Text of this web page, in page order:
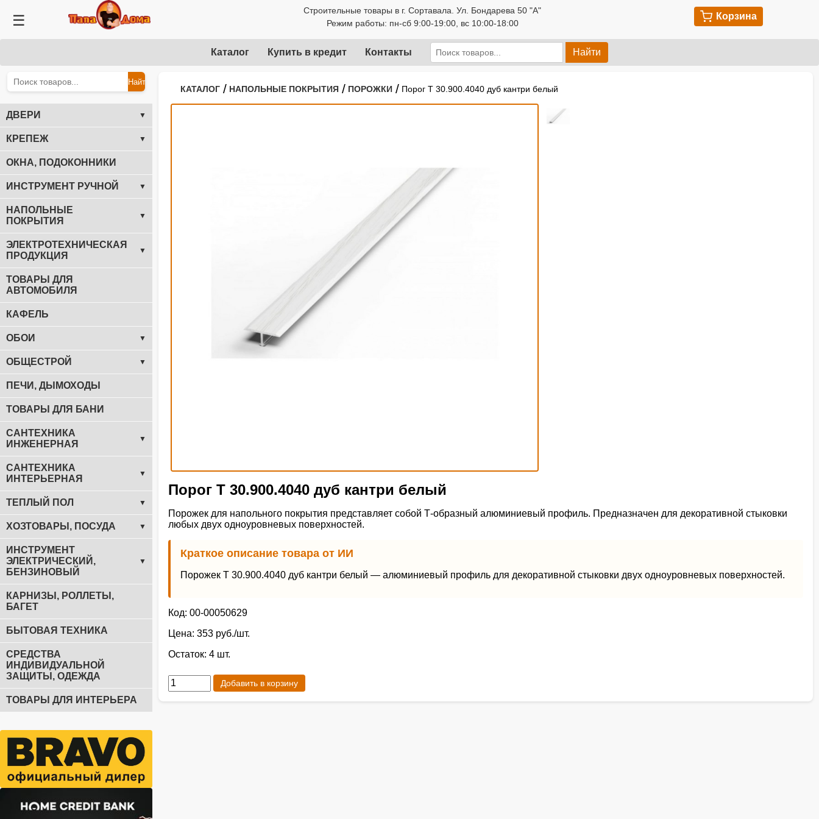
☰
Строительные товары в г. Сортавала. Ул. Бондарева 50 "А"
Режим работы: пн-сб 9:00-19:00, вс 10:00-18:00
Корзина
Каталог Купить в кредит Контакты Найти
Найти
ДВЕРИ ▼
КРЕПЕЖ ▼
ОКНА, ПОДОКОННИКИ
ИНСТРУМЕНТ РУЧНОЙ ▼
НАПОЛЬНЫЕ
ПОКРЫТИЯ
▼
ЭЛЕКТРОТЕХНИЧЕСКАЯ
ПРОДУКЦИЯ
▼
ТОВАРЫ ДЛЯ
АВТОМОБИЛЯ
КАФЕЛЬ
ОБОИ ▼
ОБЩЕСТРОЙ ▼
ПЕЧИ, ДЫМОХОДЫ
ТОВАРЫ ДЛЯ БАНИ
САНТЕХНИКА
ИНЖЕНЕРНАЯ
▼
САНТЕХНИКА
ИНТЕРЬЕРНАЯ
▼
ТЕПЛЫЙ ПОЛ ▼
ХОЗТОВАРЫ, ПОСУДА ▼
ИНСТРУМЕНТ
ЭЛЕКТРИЧЕСКИЙ,
БЕНЗИНОВЫЙ
▼
КАРНИЗЫ, РОЛЛЕТЫ,
БАГЕТ
БЫТОВАЯ ТЕХНИКА
СРЕДСТВА
ИНДИВИДУАЛЬНОЙ
ЗАЩИТЫ, ОДЕЖДА
ТОВАРЫ ДЛЯ ИНТЕРЬЕРА
КАТАЛОГ / НАПОЛЬНЫЕ ПОКРЫТИЯ / ПОРОЖКИ / Порог Т 30.900.4040 дуб кантри белый
Порог Т 30.900.4040 дуб кантри белый
Порожек для напольного покрытия представляет собой Т-образный алюминиевый профиль. Предназначен для декоративной стыковки
любых двух одноуровневых поверхностей.
Краткое описание товара от ИИ
Порожек Т 30.900.4040 дуб кантри белый — алюминиевый профиль для декоративной стыковки двух одноуровневых поверхностей.
Код: 00-00050629
Цена: 353 руб./шт.
Остаток: 4 шт.
Добавить в корзину